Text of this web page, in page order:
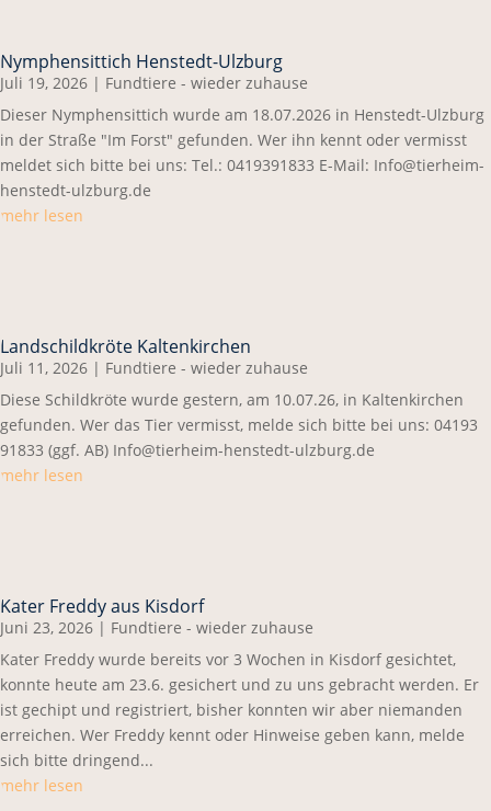
Nymphensittich Henstedt-Ulzburg
Juli 19, 2026 | Fundtiere - wieder zuhause
Dieser Nymphensittich wurde am 18.07.2026 in Henstedt-Ulzburg
in der Straße "Im Forst" gefunden. Wer ihn kennt oder vermisst
meldet sich bitte bei uns: Tel.: 0419391833 E-Mail: Info@tierheim-
henstedt-ulzburg.de
mehr lesen
Landschildkröte Kaltenkirchen
Juli 11, 2026 | Fundtiere - wieder zuhause
Diese Schildkröte wurde gestern, am 10.07.26, in Kaltenkirchen
gefunden. Wer das Tier vermisst, melde sich bitte bei uns: 04193
91833 (ggf. AB) Info@tierheim-henstedt-ulzburg.de
mehr lesen
Kater Freddy aus Kisdorf
Juni 23, 2026 | Fundtiere - wieder zuhause
Kater Freddy wurde bereits vor 3 Wochen in Kisdorf gesichtet,
konnte heute am 23.6. gesichert und zu uns gebracht werden. Er
ist gechipt und registriert, bisher konnten wir aber niemanden
erreichen. Wer Freddy kennt oder Hinweise geben kann, melde
sich bitte dringend...
mehr lesen